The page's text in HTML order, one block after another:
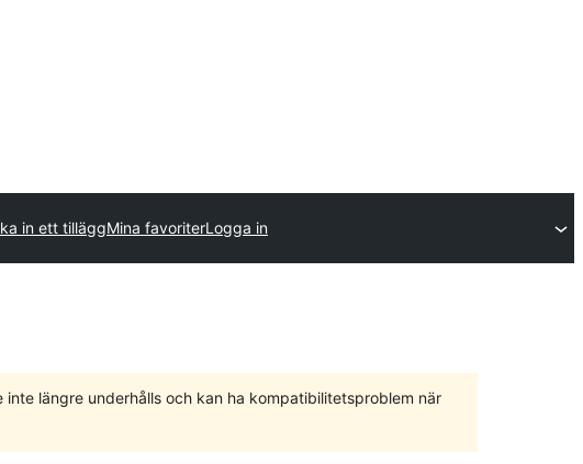
in ett tilläggMina favoriterLogga in
inte längre underhålls och kan ha kompatibilitetsproblem när